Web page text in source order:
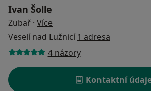
Ivan Šolle
Zubař · Více
Veselí nad Lužnicí 1 adresa
4 názory
Kontaktní